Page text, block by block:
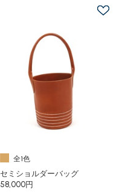
全1色
セミショルダーバッグ
58,000円